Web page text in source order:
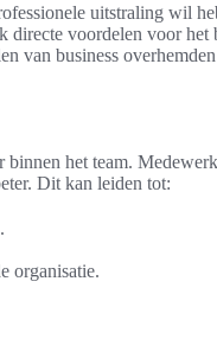
uitstraling wil
directe voordelen voor het
van business
het team.
Dit kan leiden tot:
organisatie.